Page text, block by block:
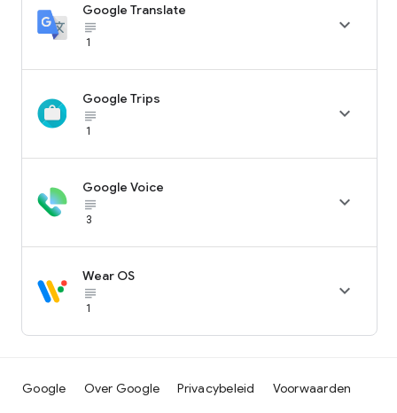
Google Translate
subject_black
1

Google Trips
subject_black
1

Google Voice
subject_black
3

Wear OS
subject_black
1

Google Over Google Privacybeleid Voorwaarden